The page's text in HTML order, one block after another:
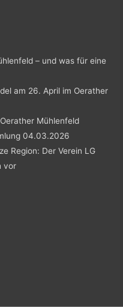
– und was für eine
am 26. April im Oerather
Mühlenfeld
04.03.2026
Region: Der Verein LG
vor